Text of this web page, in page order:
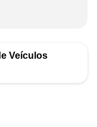
Veículos